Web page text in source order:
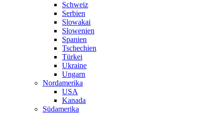
Schweiz
Serbien
Slowakai
Slowenien
Spanien
Tschechien
Türkei
Ukraine
Ungarn
Nordamerika
USA
Kanada
Südamerika